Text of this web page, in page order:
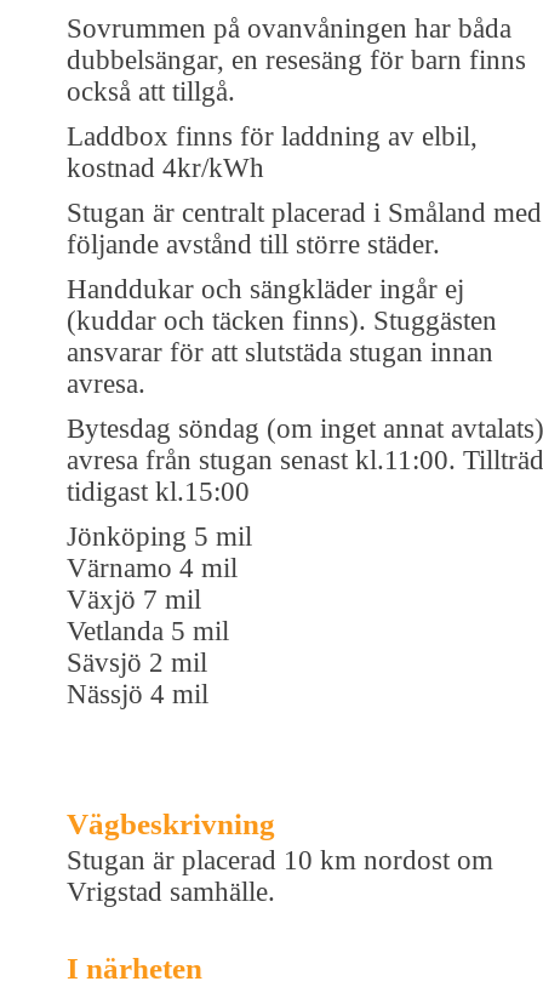
Sovrummen på ovanvåningen har båda
dubbelsängar, en resesäng för barn finns
också att tillgå.
Laddbox finns för laddning av elbil,
kostnad 4kr/kWh
Stugan är centralt placerad i Småland med
följande avstånd till större städer.
Handdukar och sängkläder ingår ej
(kuddar och täcken finns). Stuggästen
ansvarar för att slutstäda stugan innan
avresa.
Bytesdag söndag (om inget annat
avresa från stugan senast kl.11:00.
tidigast kl.15:00
Jönköping 5 mil
Värnamo 4 mil
Växjö 7 mil
Vetlanda 5 mil
Sävsjö 2 mil
Nässjö 4 mil
Vägbeskrivning
Stugan är placerad 10 km nordost om
Vrigstad samhälle.
I närheten